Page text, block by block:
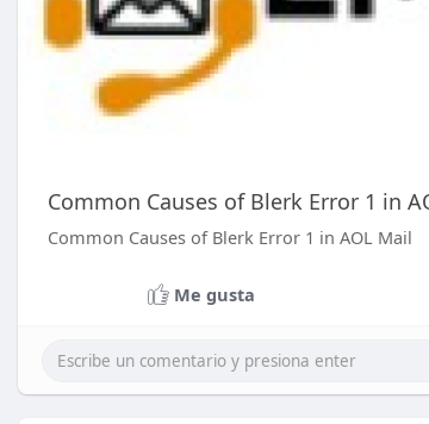
Common Causes of Blerk Error 1 in
Common Causes of Blerk Error 1 in AOL Mail
Me gusta